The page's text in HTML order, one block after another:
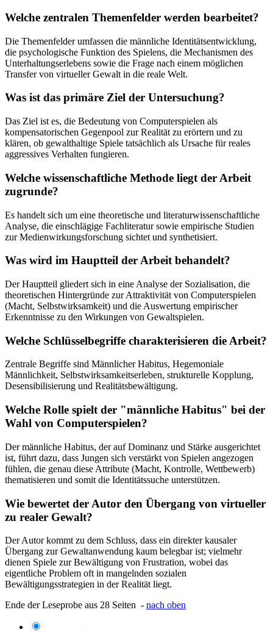
Welche zentralen Themenfelder werden bearbeitet?
Die Themenfelder umfassen die männliche Identitätsentwicklung,
die psychologische Funktion des Spielens, die Mechanismen des
Unterhaltungserlebens sowie die Frage nach einem möglichen
Transfer von virtueller Gewalt in die reale Welt.
Was ist das primäre Ziel der Untersuchung?
Das Ziel ist es, die Bedeutung von Computerspielen als
kompensatorischen Gegenpool zur Realität zu erörtern und zu
klären, ob gewalthaltige Spiele tatsächlich als Ursache für reales
aggressives Verhalten fungieren.
Welche wissenschaftliche Methode liegt der Arbeit
zugrunde?
Es handelt sich um eine theoretische und literaturwissenschaftliche
Analyse, die einschlägige Fachliteratur sowie empirische Studien
zur Medienwirkungsforschung sichtet und synthetisiert.
Was wird im Hauptteil der Arbeit behandelt?
Der Hauptteil gliedert sich in eine Analyse der Sozialisation, die
theoretischen Hintergründe zur Attraktivität von Computerspielen
(Macht, Selbstwirksamkeit) und die Auswertung empirischer
Erkenntnisse zu den Wirkungen von Gewaltspielen.
Welche Schlüsselbegriffe charakterisieren die Arbeit?
Zentrale Begriffe sind Männlicher Habitus, Hegemoniale
Männlichkeit, Selbstwirksamkeitserleben, strukturelle Kopplung,
Desensibilisierung und Realitätsbewältigung.
Welche Rolle spielt der "männliche Habitus" bei der
Wahl von Computerspielen?
Der männliche Habitus, der auf Dominanz und Stärke ausgerichtet
ist, führt dazu, dass Jungen sich verstärkt von Spielen angezogen
fühlen, die genau diese Attribute (Macht, Kontrolle, Wettbewerb)
thematisieren und somit die Identitätssuche unterstützen.
Wie bewertet der Autor den Übergang von virtueller
zu realer Gewalt?
Der Autor kommt zu dem Schluss, dass ein direkter kausaler
Übergang zur Gewaltanwendung kaum belegbar ist; vielmehr
dienen Spiele zur Bewältigung von Frustration, wobei das
eigentliche Problem oft in mangelnden sozialen
Bewältigungsstrategien in der Realität liegt.
Ende der Leseprobe aus 28 Seiten - nach oben